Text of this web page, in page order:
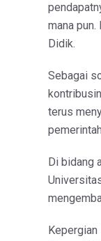
mana
Didik.
Sebagai
terus
Di bidang